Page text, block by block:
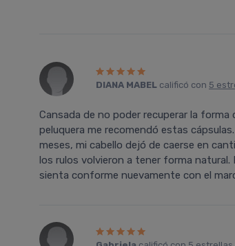
DIANA MABEL calificó con 5
Cansada de no poder recuperar la
peluquera me recomendó estas
meses, mi cabello dejó de caerse en
los rulos volvieron a tener forma
sienta conforme nuevamente con el